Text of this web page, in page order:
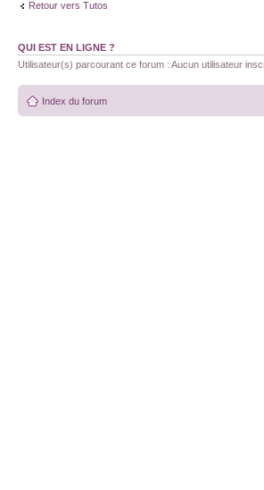
Retour vers Tutos
QUI EST EN LIGNE ?
Utilisateur(s) parcourant ce forum : Aucun utilisateur
Index du forum